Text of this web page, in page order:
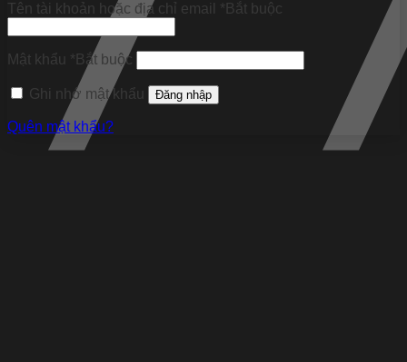
Tên tài khoản hoặc địa chỉ email * Bắt buộc
Mật khẩu * Bắt buộc
Ghi nhớ mật khẩu Đăng nhập
Quên mật khẩu?